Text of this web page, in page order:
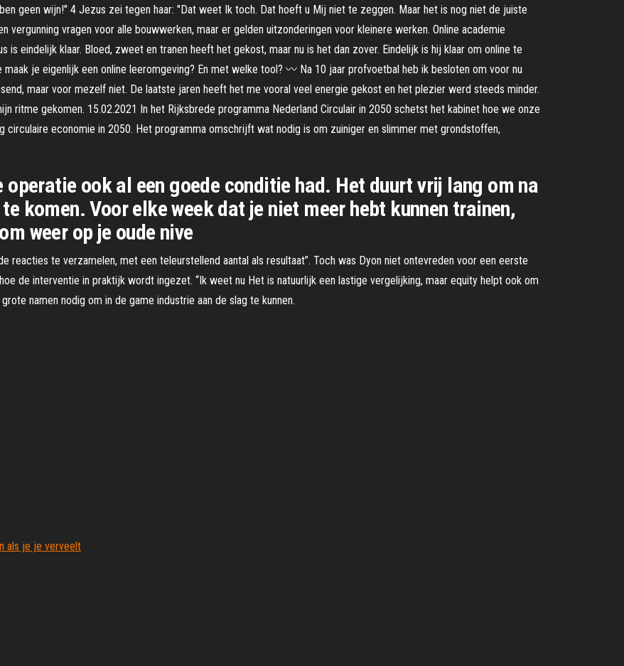
geen wijn!" 4 Jezus zei tegen haar: "Dat weet Ik toch. Dat hoeft u Mij niet te zeggen. Maar het is nog niet de juiste
vragen voor alle bouwwerken, maar er gelden uitzonderingen voor kleinere werken. Online academie
is eindelijk klaar. Bloed, zweet en tranen heeft het gekost, maar nu is het dan zover. Eindelijk is hij klaar om online te
je eigenlijk een online leeromgeving? En met welke tool? 〰️ Na 10 jaar profvoetbal heb ik besloten om voor nu
maar voor mezelf niet. De laatste jaren heeft het me vooral veel energie gekost en het plezier werd steeds minder.
ritme gekomen. 15.02.2021 In het Rijksbrede programma Nederland Circulair in 2050 schetst het kabinet hoe we onze
circulaire economie in 2050. Het programma omschrijft wat nodig is om zuiniger en slimmer met grondstoffen,
ook al een goede conditie had. Het duurt vrij lang om na
komen. Voor elke week dat je niet meer hebt kunnen trainen,
weer op je oude nive
reacties te verzamelen, met een teleurstellend aantal als resultaat”. Toch was Dyon niet ontevreden voor een eerste
de interventie in praktijk wordt ingezet. “Ik weet nu Het is natuurlijk een lastige vergelijking, maar equity helpt ook om
namen nodig om in de game industrie aan de slag te kunnen.
als je je verveelt